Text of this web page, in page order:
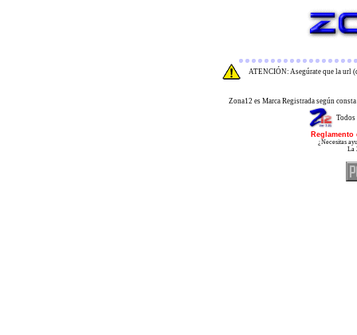
ATENCIÓN: Asegúrate que la url
Zona12 es Marca Registrada según
Todos
¿Necesitas
La